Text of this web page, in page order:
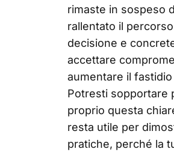
rimaste in sospeso
rallentato il
decisione e
accettare
aumentare il
Potresti sopportare
proprio questa
resta utile per
pratiche, perché la